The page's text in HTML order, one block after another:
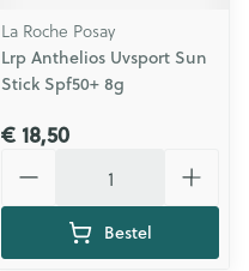
La Roche Posay
Lrp Anthelios Uvsport Sun
Stick Spf50+ 8g
€ 18,50
Bestel